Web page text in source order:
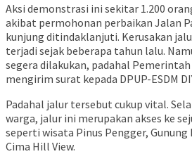
Aksi demonstrasi ini sekitar 1.200
akibat permohonan perbaikan Jalan
kunjung ditindaklanjuti. Kerusakan
terjadi sejak beberapa tahun lalu.
segera dilakukan, padahal
mengirim surat kepada DPUP-ESDM
Padahal jalur tersebut cukup vital.
warga, jalur ini merupakan akses ke
seperti wisata Pinus Pengger, Gunung
Cima Hill View.